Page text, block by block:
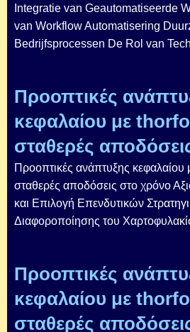
Integratie van Geautomatiseerde
van Workflow Automatisering
Bedrijfsprocessen De Rol van
Προοπτικές
κεφαλαίου με
σταθερές
Προοπτικές ανάπτυξης κεφαλαίου
σταθερές αποδόσεις στο χρόνο
και Επιλογή Επενδυτικών
Διαφοροποίησης του
Προοπτικές
κεφαλαίου με
σταθερές